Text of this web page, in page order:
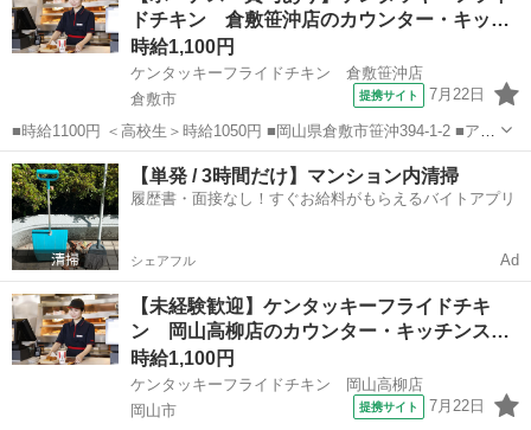
活躍中、...
ドチキン 倉敷笹沖店のカウンター・キッ…
時給1,100円
ケンタッキーフライドチキン 倉敷笹沖店
倉敷市
提携サイト 7月22日
■時給1100円 ＜高校生＞時給1050円 ■岡山県倉敷市笹沖394-1-2 ■アル
バイト、パート ■未経験歓迎、高校生OK、フリーター歓迎、ミドル
（40代～）活躍中、エルダー（50代～）活躍中、シニア（60代～）活
躍中、ボ...
岡山 倉敷市 ファーストフード
【単発 / 3時間だけ】マンション内清掃
履歴書・面接なし！すぐお給料がもらえるバイトアプリ
シェアフル Ad
【未経験歓迎】ケンタッキーフライドチキ
ン 岡山高柳店のカウンター・キッチンス
タ…
時給1,100円
ケンタッキーフライドチキン 岡山高柳店
岡山市
提携サイト 7月22日